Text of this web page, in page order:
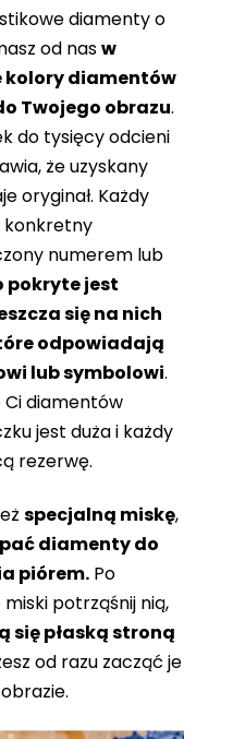
diamenty o
od nasw
kolory diamentów
Twojego obrazu.
do tysięcy odcieni
że ​​uzyskany
oryginał. Każdy
konkretny
numerem lub
pokryte jest
się na nich
odpowiadają
lub symbolowi.
Ci diamentów
jest duża i każdy
rezerwę.
specjalną miskę,
diamenty do
piórem. Po
potrząśnij nią,
się płaską stroną
od razu zacząć je